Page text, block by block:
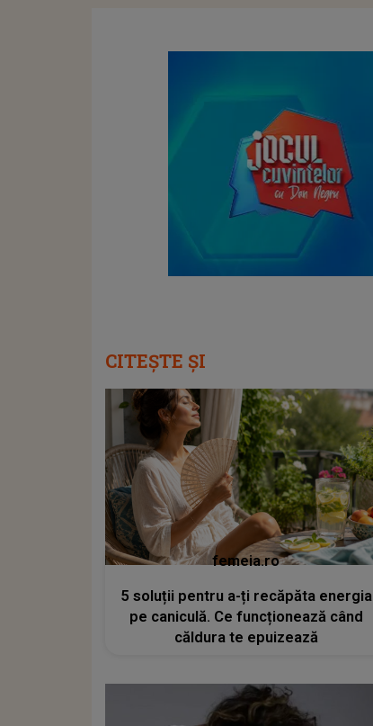
CITEȘTE ȘI
femeia.ro
5 soluții pentru a-ți recăpăta energia
pe caniculă. Ce funcționează când
căldura te epuizează